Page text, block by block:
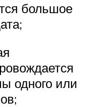
большое
одного или